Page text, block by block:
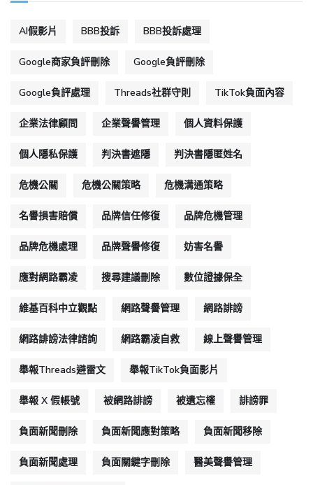
AI假影片 BBB投訴 BBB投訴處理
Google商家負評刪除 Google負評刪除
Google負評處理 Threads社群守則 TikTok負面內容
企業法律顧問 企業聲譽管理 個人資料保護
個人隱私保護 判決書遮隱 判決書隱匿姓名
危機公關 危機公關策略 危機溝通策略
名譽損害賠償 品牌信任修復 品牌危機管理
品牌危機處理 品牌聲譽修復 妨害名譽
應對網路霸凌 搜尋建議刪除 數位證據保全
維基百科中立觀點 網路聲譽管理 網路誹謗
網路誹謗法律諮詢 網路霸凌自救 線上聲譽管理
舉報Threads避雷文 舉報TikTok負面影片
舉報 X 假帳號 被網路誹謗 被遺忘權 誹謗罪
負面新聞刪除 負面新聞應對策略 負面新聞移除
負面新聞處理 負面關鍵字刪除 醫美聲譽管理